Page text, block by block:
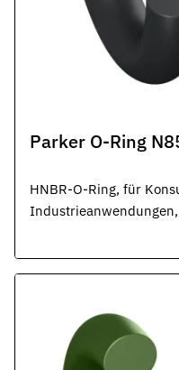
Parker O-Ring
HNBR-O-Ring, für